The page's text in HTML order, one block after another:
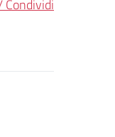
Condividi